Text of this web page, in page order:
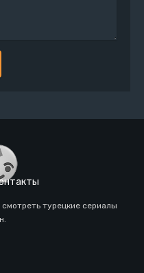
турецкие сериалы